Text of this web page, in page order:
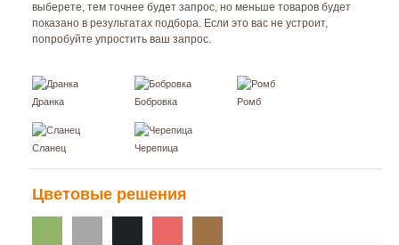
выберете, тем точнее будет запрос, но меньше товаров будет
показано в результатах подбора. Если это вас не устроит,
попробуйте упростить ваш запрос.
Дранка Бобровка Ромб
Сланец Черепица
Цветовые решения